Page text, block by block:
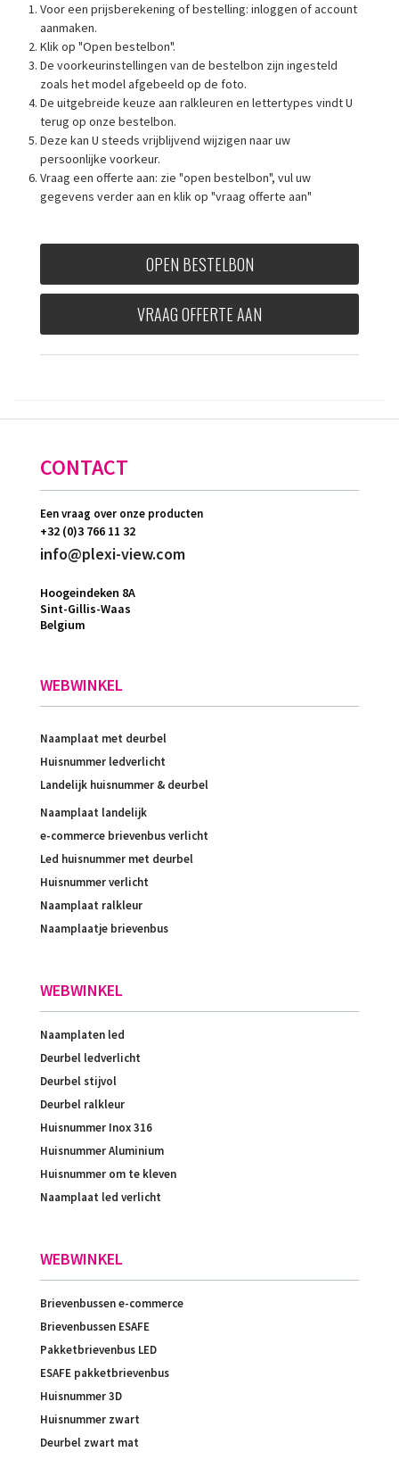
Voor een prijsberekening of bestelling: inloggen of account
aanmaken.
Klik op "Open bestelbon".
De voorkeurinstellingen van de bestelbon zijn ingesteld
zoals het model afgebeeld op de foto.
De uitgebreide keuze aan ralkleuren en lettertypes vindt U
terug op onze bestelbon.
Deze kan U steeds vrijblijvend wijzigen naar uw
persoonlijke voorkeur.
Vraag een offerte aan: zie "open bestelbon", vul uw
gegevens verder aan en klik op "vraag offerte aan"
OPEN BESTELBON
VRAAG OFFERTE AAN
CONTACT
Een vraag over onze producten
+32 (0)3 766 11 32
info@plexi-view.com
Hoogeindeken 8A
Sint-Gillis-Waas
Belgium
WEBWINKEL
Naamplaat met deurbel
Huisnummer ledverlicht
Landelijk huisnummer & deurbel
Naamplaat landelijk
e-commerce brievenbus verlicht
Led huisnummer met deurbel
Huisnummer verlicht
Naamplaat ralkleur
Naamplaatje brievenbus
WEBWINKEL
Naamplaten led
Deurbel ledverlicht
Deurbel stijvol
Deurbel ralkleur
Huisnummer Inox 316
Huisnummer Aluminium
Huisnummer om te kleven
Naamplaat led verlicht
WEBWINKEL
Brievenbussen e-commerce
Brievenbussen ESAFE
Pakketbrievenbus LED
ESAFE pakketbrievenbus
Huisnummer 3D
Huisnummer zwart
Deurbel zwart mat